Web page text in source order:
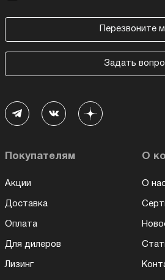
Перезвоните
Задать
Покупателям
Акции
Доставка
Оплата
Для дилеров
Лизинг
О
О